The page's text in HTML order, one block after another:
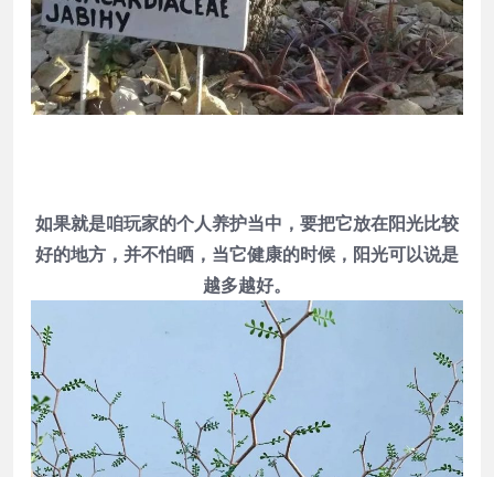
如果就是咱玩家的个人养护当中，要把它放在阳光比较
好的地方，并不怕晒，当它健康的时候，阳光可以说是
越多越好。